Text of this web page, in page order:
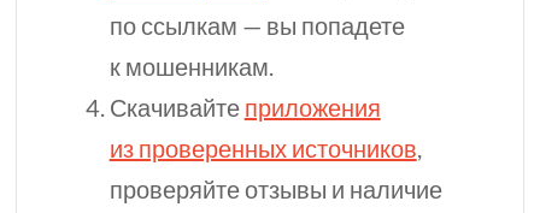
по ссылкам — вы попадете
к мошенникам.
Скачивайте приложения
из проверенных источников
проверяйте отзывы и наличие